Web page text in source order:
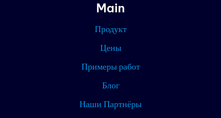
Main
Продукт
Цены
Примеры работ
Блог
Наши Партнёры